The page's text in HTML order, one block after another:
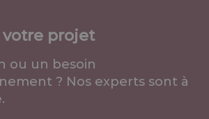
votre projet
ou un besoin
? Nos experts sont à